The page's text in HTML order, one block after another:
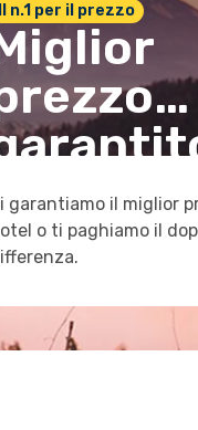
Il n.1 per il prezzo
garantiamo il miglior
o ti paghiamo il